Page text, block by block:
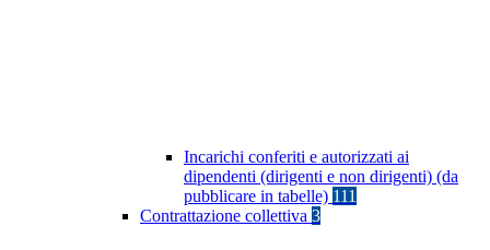
Incarichi conferiti e autorizzati ai
dipendenti (dirigenti e non dirigenti) (da
pubblicare in tabelle) 111
Contrattazione collettiva 3